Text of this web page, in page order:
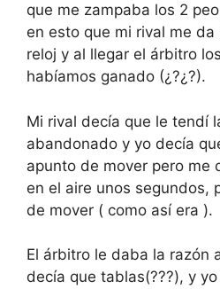
que me zampaba los 2
en esto que mi rival me da
reloj y al llegar el árbitro
habíamos ganado (¿?¿?).
Mi rival decía que le tendí
abandonado y yo decía
apunto de mover pero me
en el aire unos segundos,
de mover ( como así era ).
El árbitro le daba la razón
decía que tablas(???), y